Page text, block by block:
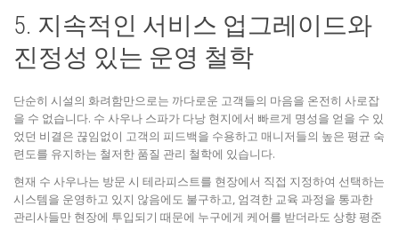
5. 지속적인 서비스 업그레이드와
진정성 있는 운영 철학
단순히 시설의 화려함만으로는 까다로운 고객들의 마음을 온전히 사로잡
을 수 없습니다. 수 사우나 스파가 다낭 현지에서 빠르게 명성을 얻을 수 있
었던 비결은 끊임없이 고객의 피드백을 수용하고 매니저들의 높은 평균 숙
련도를 유지하는 철저한 품질 관리 철학에 있습니다.
현재 수 사우나는 방문 시 테라피스트를 현장에서 직접 지정하여 선택하는
시스템을 운영하고 있지 않음에도 불구하고, 엄격한 교육 과정을 통과한
관리사들만 현장에 투입되기 때문에 누구에게 케어를 받더라도 상향 평준